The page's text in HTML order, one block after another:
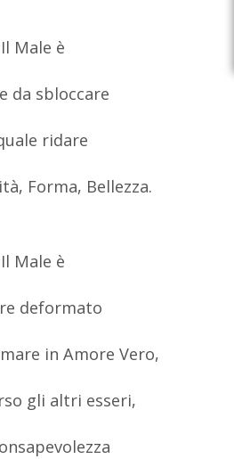
Il Male è
da sbloccare
ridare
Forma, Bellezza.
Il Male è
deformato
in Amore Vero,
gli altri esseri,